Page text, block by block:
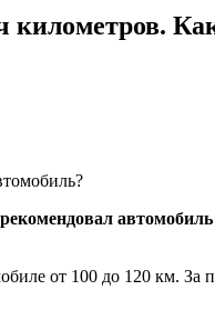
автомобиль
от 100 до 120 км. За